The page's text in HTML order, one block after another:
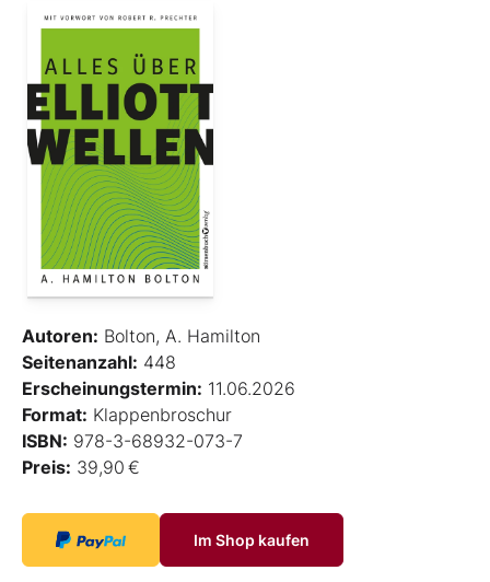
Autoren: Bolton, A. Hamilton
Seitenanzahl: 448
Erscheinungstermin: 11.06.2026
Format: Klappenbroschur
ISBN: 978-3-68932-073-7
Preis: 39,90 €
Im Shop kaufen